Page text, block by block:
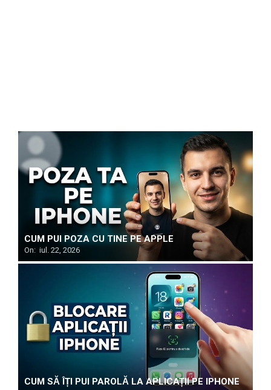
CUM PUI POZA CU TINE PE APPLE
On: iul. 22, 2026
CUM SĂ ÎȚI PUI PAROLĂ LA APLICAȚII PE IPHONE